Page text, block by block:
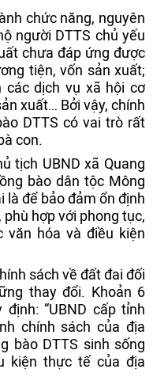
chức năng, nguyên
người DTTS chủ yếu
chưa đáp ứng được
tiện, vốn sản xuất;
các dịch vụ xã hội cơ
xuất… Bởi vậy, chính
DTTS có vai trò rất
con.
tịch UBND xã Quang
bào dân tộc Mông
là để bảo đảm ổn định
hợp với phong tục,
văn hóa và điều kiện
sách về đất đai đối
thay đổi. Khoản 6
“UBND cấp tỉnh
chính sách của địa
bào DTTS sinh sống
kiện thực tế của địa